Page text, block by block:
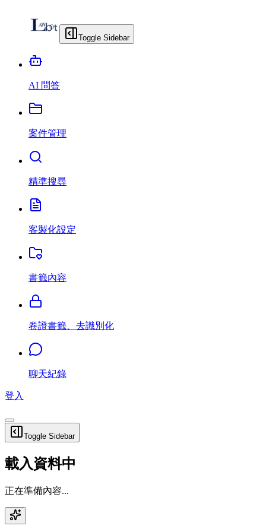
Toggle Sidebar
AI 問答
案件管理
精準搜尋
客製化設定
書籤內容
卷證書籤、去識別化
聊天紀錄
登入
Toggle Sidebar
載入資料中
正在準備內容...